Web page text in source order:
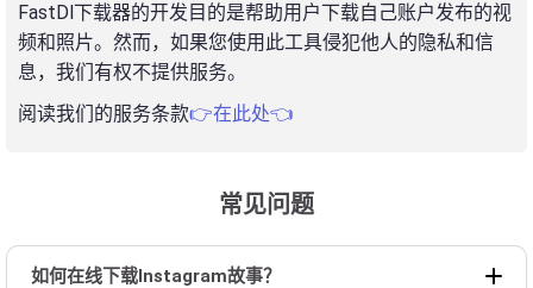
FastDl下载器的开发目的是帮助用户下载自己账户发布的视
频和照片。然而，如果您使用此工具侵犯他人的隐私和信
息，我们有权不提供服务。
阅读我们的服务条款👉在此处👈
常见问题
如何在线下载Instagram故事？